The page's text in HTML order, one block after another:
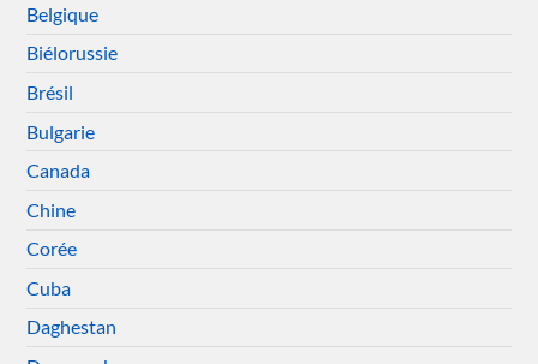
Belgique
Biélorussie
Brésil
Bulgarie
Canada
Chine
Corée
Cuba
Daghestan